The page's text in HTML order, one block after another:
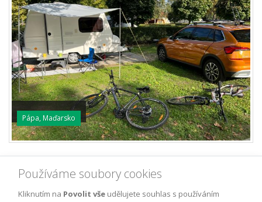
Používáme soubory cookies
Kliknutím na Povolit vše udělujete souhlas s používáním
Pápa, Maďarsko